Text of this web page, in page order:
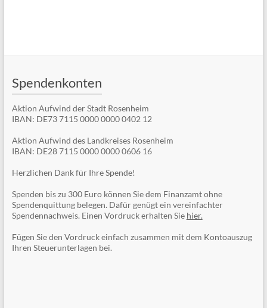
Spendenkonten
Aktion Aufwind der Stadt Rosenheim
IBAN: DE73 7115 0000 0000 0402 12
Aktion Aufwind des Landkreises Rosenheim
IBAN: DE28 7115 0000 0000 0606 16
Herzlichen Dank für Ihre Spende!
Spenden bis zu 300 Euro können Sie dem Finanzamt ohne
Spendenquittung belegen. Dafür genügt ein vereinfachter
Spendennachweis. Einen Vordruck erhalten Sie hier.
Fügen Sie den Vordruck einfach zusammen mit dem Kontoauszug
Ihren Steuerunterlagen bei.